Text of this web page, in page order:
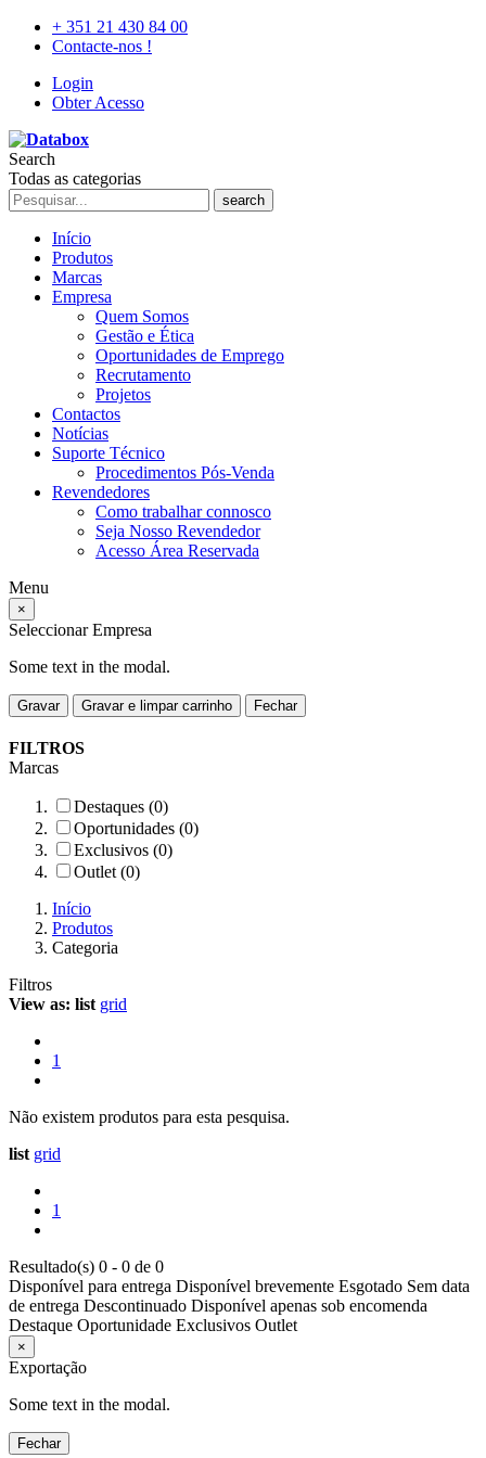
+ 351 21 430 84 00
Contacte-nos !
Login
Obter Acesso
Search
Todas as categorias
search
Início
Produtos
Marcas
Empresa
Quem Somos
Gestão e Ética
Oportunidades de Emprego
Recrutamento
Projetos
Contactos
Notícias
Suporte Técnico
Procedimentos Pós-Venda
Revendedores
Como trabalhar connosco
Seja Nosso Revendedor
Acesso Área Reservada
Menu
×
Seleccionar Empresa
Some text in the modal.
Gravar Gravar e limpar carrinho Fechar
FILTROS
Marcas
Destaques (0)
Oportunidades (0)
Exclusivos (0)
Outlet (0)
Início
Produtos
Categoria
Filtros
View as: list grid
1
Não existem produtos para esta pesquisa.
list grid
1
Resultado(s) 0 - 0 de 0
Disponível para entrega Disponível brevemente Esgotado Sem data
de entrega Descontinuado Disponível apenas sob encomenda
Destaque Oportunidade Exclusivos Outlet
×
Exportação
Some text in the modal.
Fechar